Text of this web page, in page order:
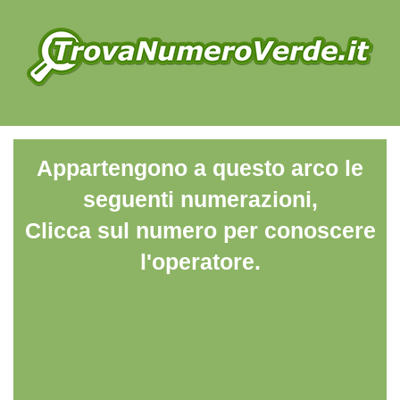
Appartengono a questo arco le
seguenti numerazioni,
Clicca sul numero per conoscere
l'operatore.